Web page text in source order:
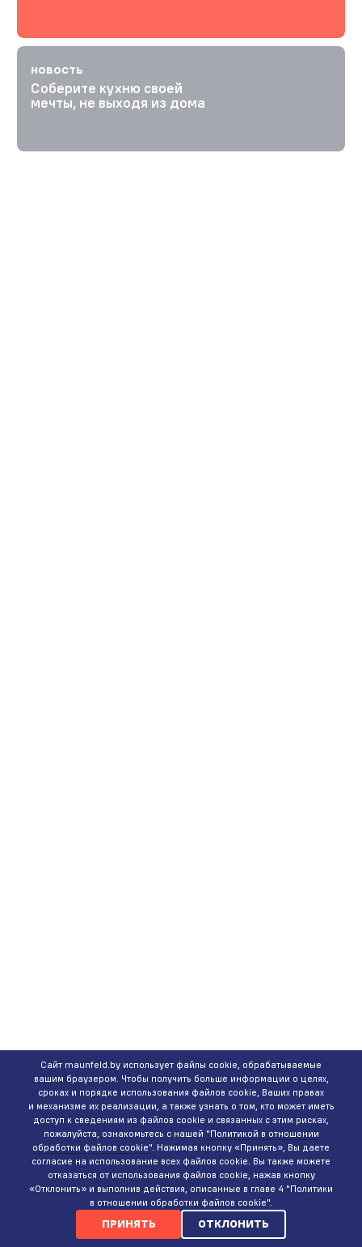
НОВОСТЬ
Соберите кухню своей
мечты, не выходя из дома
Сайт maunfeld.by использует файлы cookie, обрабатываемые
вашим браузером. Чтобы получить больше информации о целях,
сроках и порядке использования файлов cookie, Ваших правах
и механизме их реализации, а также узнать о том, кто может иметь
доступ к сведениям из файлов cookie и связанных с этим рисках,
пожалуйста, ознакомьтесь с нашей "Политикой в отношении
обработки файлов cookie" . Нажимая кнопку «Принять», Вы даете
согласие на использование всех файлов cookie. Вы также можете
отказаться от использования файлов cookie, нажав кнопку
«Отклонить» и выполнив действия, описанные в главе 4 "Политики
в отношении обработки файлов cookie".
ПРИНЯТЬ ОТКЛОНИТЬ